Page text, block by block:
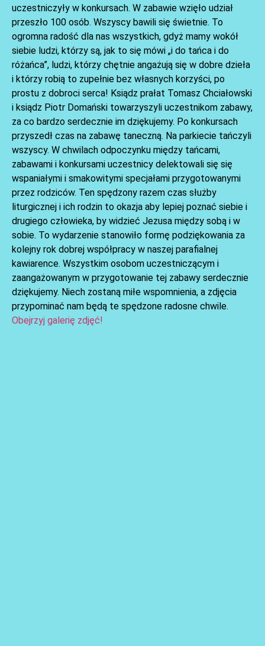
uczestniczyły w konkursach. W zabawie wzięło udział
przeszło 100 osób. Wszyscy bawili się świetnie. To
ogromna radość dla nas wszystkich, gdyż mamy wokół
siebie ludzi, którzy są, jak to się mówi „i do tańca i do
różańca”, ludzi, którzy chętnie angażują się w dobre dzieła
i którzy robią to zupełnie bez własnych korzyści, po
prostu z dobroci serca! Ksiądz prałat Tomasz Chciałowski
i ksiądz Piotr Domański towarzyszyli uczestnikom zabawy,
za co bardzo serdecznie im dziękujemy. Po konkursach
przyszedł czas na zabawę taneczną. Na parkiecie tańczyli
wszyscy. W chwilach odpoczynku między tańcami,
zabawami i konkursami uczestnicy delektowali się się
wspaniałymi i smakowitymi specjałami przygotowanymi
przez rodziców. Ten spędzony razem czas służby
liturgicznej i ich rodzin to okazja aby lepiej poznać siebie i
drugiego człowieka, by widzieć Jezusa między sobą i w
sobie. To wydarzenie stanowiło formę podziękowania za
kolejny rok dobrej współpracy w naszej parafialnej
kawiarence. Wszystkim osobom uczestniczącym i
zaangażowanym w przygotowanie tej zabawy serdecznie
dziękujemy. Niech zostaną miłe wspomnienia, a zdjęcia
przypominać nam będą te spędzone radosne chwile.
Obejrzyj galerię zdjęć!
AKTUALNOŚCI